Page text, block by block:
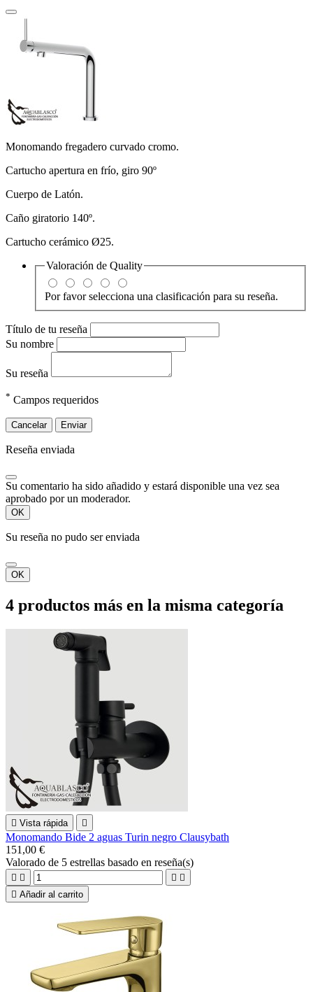
Monomando fregadero curvado cromo.
Cartucho apertura en frío, giro 90º
Cuerpo de Latón.
Caño giratorio 140º.
Cartucho cerámico Ø25.
Valoración de Quality
Por favor selecciona una clasificación para su reseña.
Título de tu reseña
Su nombre
Su reseña
* Campos requeridos
Cancelar Enviar
Reseña enviada
Su comentario ha sido añadido y estará disponible una vez sea
aprobado por un moderador.
OK
Su reseña no pudo ser enviada
OK
4 productos más en la misma categoría
 Vista rápida 
Monomando Bide 2 aguas Turin negro Clausybath
151,00 €
Valorado de 5 estrellas basado en reseña(s)
   
 Añadir al carrito